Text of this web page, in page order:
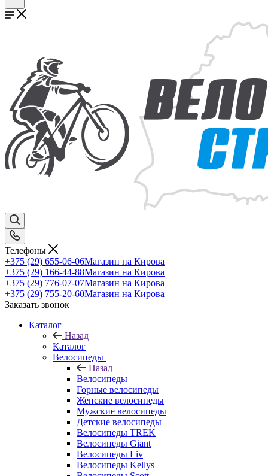
Телефоны
+375 (29) 655-06-06Магазин на Кирова
+375 (29) 166-44-88Магазин на Кирова
+375 (29) 776-07-07Магазин на Кирова
+375 (29) 755-20-60Магазин на Кирова
Заказать звонок
Каталог
Назад
Каталог
Велосипеды
Назад
Велосипеды
Горные велосипеды
Женские велосипеды
Мужские велосипеды
Детские велосипеды
Велосипеды TREK
Велосипеды Giant
Велосипеды Liv
Велосипеды Kellys